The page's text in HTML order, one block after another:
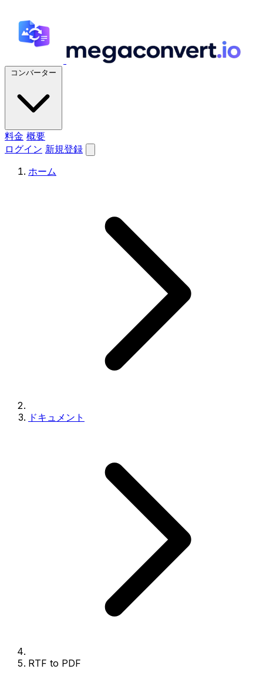
コンバーター
料金 概要
ログイン 新規登録
ホーム
ドキュメント
RTF to PDF